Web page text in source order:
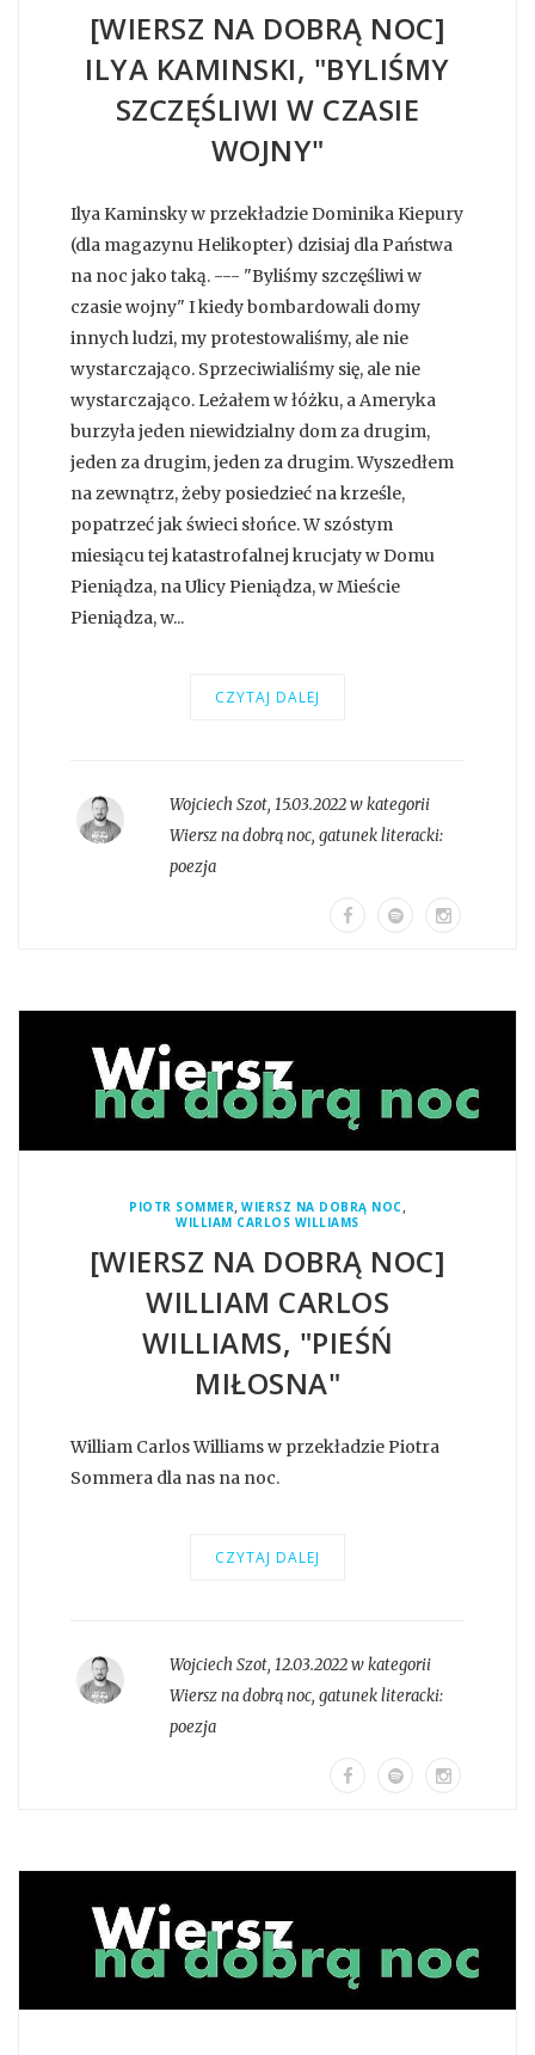
[WIERSZ NA DOBRĄ NOC]
ILYA KAMINSKI, "BYLIŚMY
SZCZĘŚLIWI W CZASIE
WOJNY"
Ilya Kaminsky w przekładzie Dominika Kiepury
(dla magazynu Helikopter) dzisiaj dla Państwa
na noc jako taką. --- "Byliśmy szczęśliwi w
czasie wojny" I kiedy bombardowali domy
innych ludzi, my protestowaliśmy, ale nie
wystarczająco. Sprzeciwialiśmy się, ale nie
wystarczająco. Leżałem w łóżku, a Ameryka
burzyła jeden niewidzialny dom za drugim,
jeden za drugim, jeden za drugim. Wyszedłem
na zewnątrz, żeby posiedzieć na krześle,
popatrzeć jak świeci słońce. W szóstym
miesiącu tej katastrofalnej krucjaty w Domu
Pieniądza, na Ulicy Pieniądza, w Mieście
Pieniądza, w...
CZYTAJ DALEJ
Wojciech Szot, 15.03.2022 w kategorii
Wiersz na dobrą noc, gatunek literacki:
poezja
PIOTR SOMMER,WIERSZ NA DOBRĄ NOC,
WILLIAM CARLOS WILLIAMS
[WIERSZ NA DOBRĄ NOC]
WILLIAM CARLOS
WILLIAMS, "PIEŚŃ
MIŁOSNA"
William Carlos Williams w przekładzie Piotra
Sommera dla nas na noc.
CZYTAJ DALEJ
Wojciech Szot, 12.03.2022 w kategorii
Wiersz na dobrą noc, gatunek literacki:
poezja